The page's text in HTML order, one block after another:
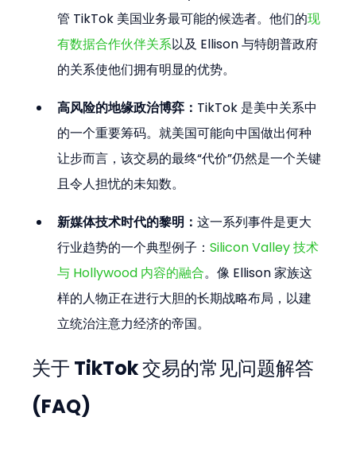
管 TikTok 美国业务最可能的候选者。他们的现
有数据合作伙伴关系以及 Ellison 与特朗普政府
的关系使他们拥有明显的优势。
高风险的地缘政治博弈： TikTok 是美中关系中
的一个重要筹码。就美国可能向中国做出何种
让步而言，该交易的最终“代价”仍然是一个关键
且令人担忧的未知数。
新媒体技术时代的黎明：这一系列事件是更大
行业趋势的一个典型例子：Silicon Valley 技术
与 Hollywood 内容的融合。像 Ellison 家族这
样的人物正在进行大胆的长期战略布局，以建
立统治注意力经济的帝国。
关于 TikTok 交易的常见问题解答
(FAQ)